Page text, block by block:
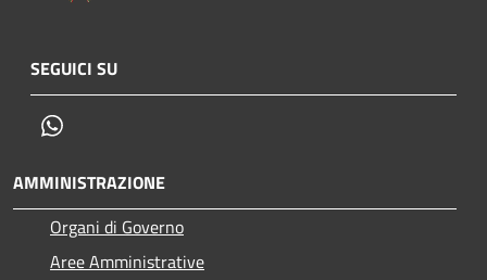
SEGUICI SU
AMMINISTRAZIONE
Organi di Governo
Aree Amministrative